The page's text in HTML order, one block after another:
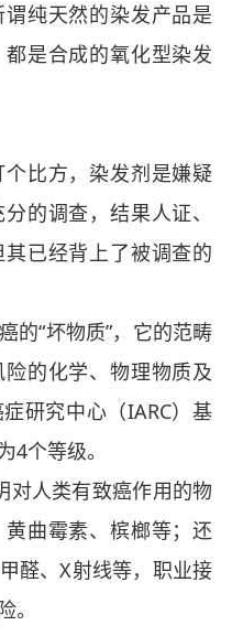
纯天然的染发产品是
是合成的氧化型染发
比方，染发剂是嫌疑
的调查，结果人证、
已经背上了被调查的
“坏物质”，它的范畴
的化学、物理物质及
研究中心（IARC）基
4个等级。
人类有致癌作用的物
曲霉素、槟榔等；还
醛、X射线等，职业接
。